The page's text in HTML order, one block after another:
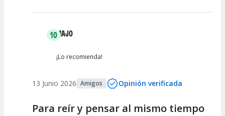
10MAJO
¡Lo recomienda!
13 Junio 2026 Amigos Opinión verificada
Para reír y pensar al mismo tiempo